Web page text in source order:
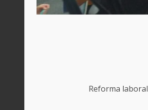
Reforma laboral